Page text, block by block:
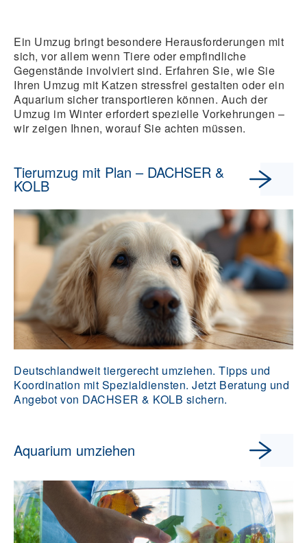
Ein Umzug bringt besondere Herausforderungen mit
sich, vor allem wenn Tiere oder empfindliche
Gegenstände involviert sind. Erfahren Sie, wie Sie
Ihren Umzug mit Katzen stressfrei gestalten oder ein
Aquarium sicher transportieren können. Auch der
Umzug im Winter erfordert spezielle Vorkehrungen –
wir zeigen Ihnen, worauf Sie achten müssen.
Tierumzug mit Plan – DACHSER &
KOLB
Deutschlandweit tiergerecht umziehen. Tipps und
Koordination mit Spezialdiensten. Jetzt Beratung und
Angebot von DACHSER & KOLB sichern.
Aquarium umziehen